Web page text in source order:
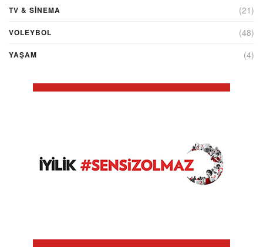
TV & SINEMA (21)
VOLEYBOL (48)
YAŞAM (4)